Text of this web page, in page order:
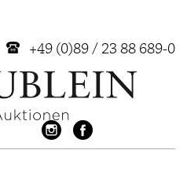
+49 (0)89 / 23 88 689-0